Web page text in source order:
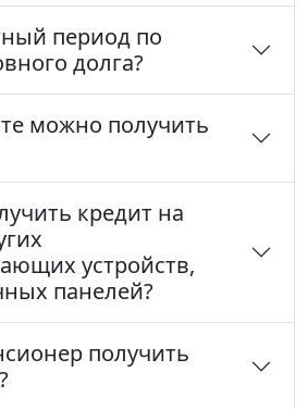
период по
долга?
можно получить
кредит на
устройств,
панелей?
получить